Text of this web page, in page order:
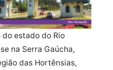
do estado do Rio
na Serra Gaúcha,
das Hortênsias,